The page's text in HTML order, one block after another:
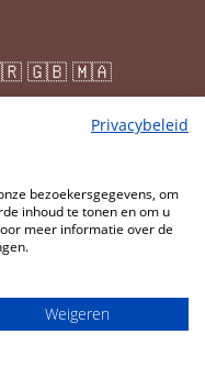
🇬🇧 🇲🇦
Privacybeleid
bezoekersgegevens, om
inhoud te tonen en om u
meer informatie over de
Weigeren